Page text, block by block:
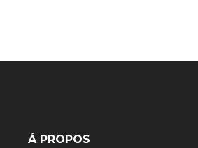
Á PROPOS